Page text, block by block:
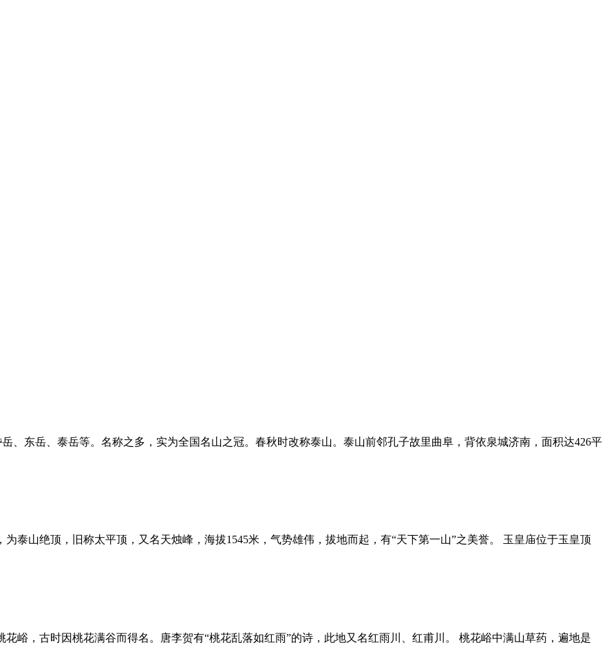
、东岳、泰岳等。名称之多，实为全国名山之冠。春秋时改称泰山。泰山前邻孔子故里曲阜，背依泉城济南，面积达426平
泰山绝顶，旧称太平顶，又名天烛峰，海拔1545米，气势雄伟，拔地而起，有“天下第一山”之美誉。 玉皇庙位于玉皇顶
峪，古时因桃花满谷而得名。唐李贺有“桃花乱落如红雨”的诗，此地又名红雨川、红甫川。 桃花峪中满山草药，遍地是